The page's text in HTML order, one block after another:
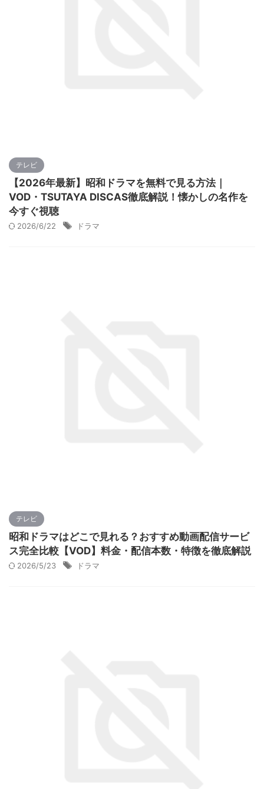
テレビ
【2026年最新】昭和ドラマを無料で見る方法｜
VOD・TSUTAYA DISCAS徹底解説！懐かしの名作を
今すぐ視聴
2026/6/22 ドラマ
テレビ
昭和ドラマはどこで見れる？おすすめ動画配信サービ
ス完全比較【VOD】料金・配信本数・特徴を徹底解説
2026/5/23 ドラマ